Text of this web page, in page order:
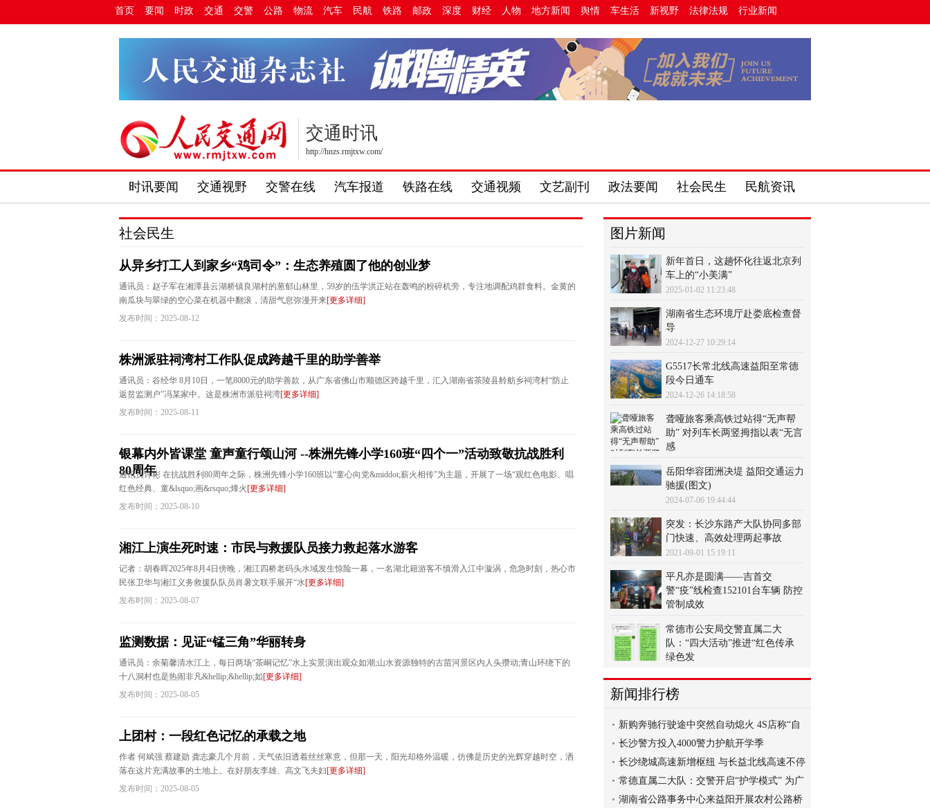
首页 要闻 时政 交通 交警 公路 物流 汽车 民航 铁路 邮政 深度 财经 人物 地方新闻 舆情 车生活 新视野 法律法规 行业新闻
交通时讯
http://hnzs.rmjtxw.com/
时讯要闻 交通视野 交警在线 汽车报道 铁路在线 交通视频 文艺副刊 政法要闻 社会民生 民航资讯
社会民生
从异乡打工人到家乡“鸡司令”：生态养殖圆了他的创业梦
通讯员：赵子军在湘潭县云湖桥镇良湖村的葱郁山林里，59岁的伍学洪正站在轰鸣的粉碎机旁，专注地调配鸡群食料。金黄的
南瓜块与翠绿的空心菜在机器中翻滚，清甜气息弥漫开来[更多详细]
发布时间：2025-08-12
株洲派驻祠湾村工作队促成跨越千里的助学善举
通讯员：谷经华 8月10日，一笔8000元的助学善款，从广东省佛山市顺德区跨越千里，汇入湖南省茶陵县舲舫乡祠湾村“防止
返贫监测户”冯某家中。这是株洲市派驻祠湾[更多详细]
发布时间：2025-08-11
银幕内外皆课堂 童声童行颂山河 --株洲先锋小学160班“四个一”活动致敬抗战胜利
80周年
通讯员许彬 在抗战胜利80周年之际，株洲先锋小学160班以“童心向党&middot;薪火相传”为主题，开展了一场“观红色电影、唱
红色经典、童&lsquo;画&rsquo;烽火 [更多详细]
发布时间：2025-08-10
湘江上演生死时速：市民与救援队员接力救起落水游客
记者：胡春晖2025年8月4日傍晚，湘江四桥老码头水域发生惊险一幕，一名湖北籍游客不慎滑入江中漩涡，危急时刻，热心市
民张卫华与湘江义务救援队队员肖暑文联手展开“水[更多详细]
发布时间：2025-08-07
监测数据：见证“锰三角”华丽转身
通讯员：余菊馨清水江上，每日两场“茶峒记忆”水上实景演出观众如潮;山水资源独特的古苗河景区内人头攒动;青山环绕下的
十八洞村也是热闹非凡&hellip;&hellip;如[更多详细]
发布时间：2025-08-05
上团村：一段红色记忆的承载之地
作者 何斌强 蔡建勋 龚志豪几个月前，天气依旧透着丝丝寒意，但那一天，阳光却格外温暖，仿佛是历史的光辉穿越时空，洒
落在这片充满故事的土地上。在好朋友李雄、高文飞夫妇[更多详细]
发布时间：2025-08-05
图片新闻
新年首日，这趟怀化往返北京列
车上的“小美满”
2025-01-02 11:23:48
湖南省生态环境厅赴娄底检查督
导
2024-12-27 10:29:14
G5517长常北线高速益阳至常德
段今日通车
2024-12-26 14:18:58
聋哑旅客乘高铁过站得“无声帮
助” 对列车长两竖拇指以表“无言
感
岳阳华容团洲决堤 益阳交通运力
驰援(图文)
2024-07-06 19:44:44
突发：长沙东路产大队协同多部
门快速、高效处理两起事故
2021-09-01 15:19:11
平凡亦是圆满——吉首交
警“疫”线检查152101台车辆 防控
管制成效
常德市公安局交警直属二大
队：“四大活动”推进“红色传承
绿色发
新闻排行榜
新购奔驰行驶途中突然自动熄火 4S店称“自
动熄火
长沙警方投入4000警力护航开学季
长沙绕城高速新增枢纽 与长益北线高速不停
车衔接
常德直属二大队：交警开启“护学模式” 为广
大学
湖南省公路事务中心来益阳开展农村公路桥